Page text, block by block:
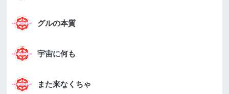
グルの本質
宇宙に何も
また来なくちゃ